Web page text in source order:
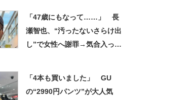
「47歳にもなって……」 長
瀬智也、“汚ったないさらけ出
し”で女性へ謝罪→気合入った
「4本も買いました」 GU
の“2990円パンツ”が大人気